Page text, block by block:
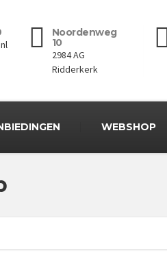
Noordenweg
10
2984 AG
Ridderkerk
WEBSHOP